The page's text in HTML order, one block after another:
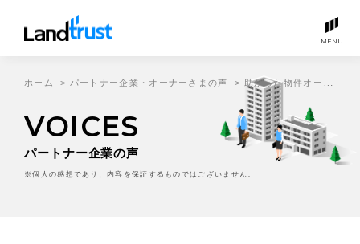
MENU
VOICES
パートナー企業の声
※個人の感想であり、内容を保証するものではございません。
ホーム > パートナー企業・オーナーさまの声 > 助かった物件オーナー様は沢山いると思いますよ。